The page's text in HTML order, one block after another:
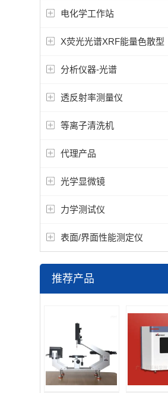
电化学工作站
X荧光光谱XRF能量色散型
分析仪器-光谱
透反射率测量仪
等离子清洗机
代理产品
光学显微镜
力学测试仪
表面/界面性能测定仪
推荐产品